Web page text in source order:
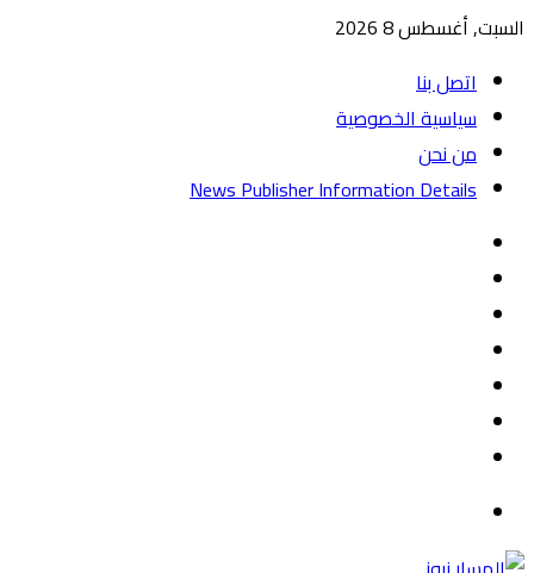
السبت, أغسطس 8 2026
اتصل بنا
سياسية الخصوصية
من نحن
News Publisher Information Details